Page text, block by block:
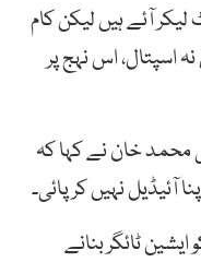
آئے ہیں لیکن کام
نہ اسپتال، اس نہج پر
محمد خان نے کہا کہ
آئیڈیل نہیں کرپائی۔
ٹائگر بنانے